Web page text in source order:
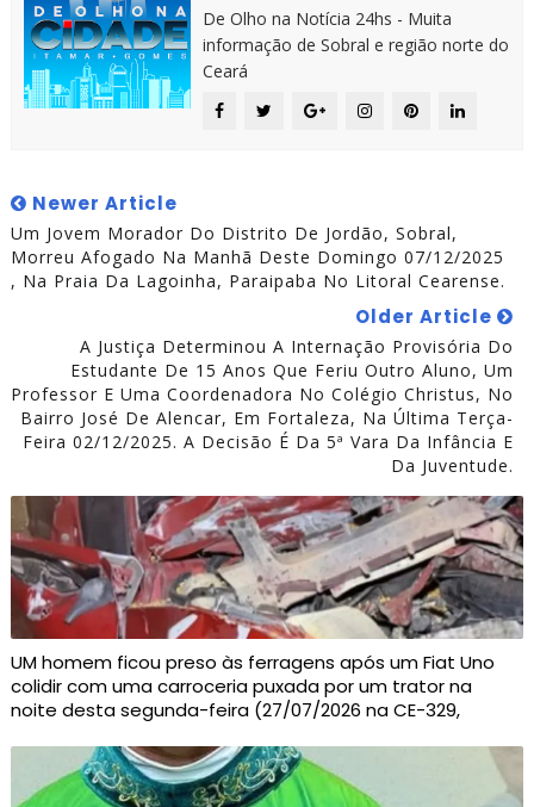
De Olho na Notícia 24hs - Muita
informação de Sobral e região norte do
Ceará
Newer Article
Um Jovem Morador Do Distrito De Jordão, Sobral,
Morreu Afogado Na Manhã Deste Domingo 07/12/2025
, Na Praia Da Lagoinha, Paraipaba No Litoral Cearense.
Older Article
A Justiça Determinou A Internação Provisória Do
Estudante De 15 Anos Que Feriu Outro Aluno, Um
Professor E Uma Coordenadora No Colégio Christus, No
Bairro José De Alencar, Em Fortaleza, Na Última Terça-
Feira 02/12/2025. A Decisão É Da 5ª Vara Da Infância E
Da Juventude.
UM homem ficou preso às ferragens após um Fiat Uno
colidir com uma carroceria puxada por um trator na
noite desta segunda-feira (27/07/2026 na CE-329,